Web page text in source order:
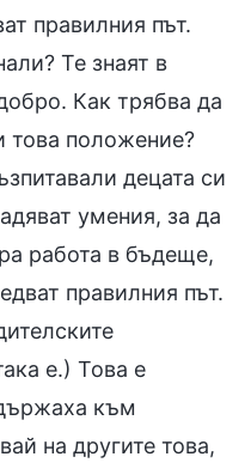
правилния път.
Те знаят в
Как трябва да
това положение?
децата си
умения, за да
работа в бъдеще,
правилния път.
е.) Това е
към
на другите това,